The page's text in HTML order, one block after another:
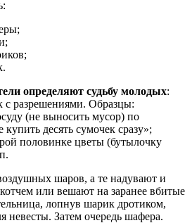
определяют судьбу молодых:
с разрешениями. Образцы:
(не выносить мусор) по
десять сумочек сразу»;
половинке цветы (бутылочку
шаров, а те надувают и
или вешают на заранее вбитые
лопнув шарик дротиком,
невесты. Затем очередь шафера.